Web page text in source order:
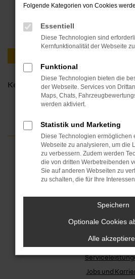
Kein Standort ausgewählt.
Dacia Fahrzeuge
Fahrzeug
Jobs und
Folgende Kategorien von Cookies
Essentiell
Diese Technologien sind
Kernfunktionalität der Webseite
Funktional
Diese Technologien bieten die
der Webseite. Services von
Maps, Chats,
werden aktiviert.
Statistik und Marketing
Diese Technologien ermöglichen
Webseite zu analysieren, um die
zu verbessern. Zudem werden
die von dritten Werbetreibenden
Sie auf anderen Webseiten zu
zu schalten, die für Ihre
Speichern
Optionale Cookies
Alle